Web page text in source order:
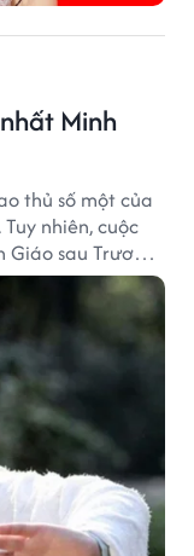
Minh
thủ số một của
nhiên, cuộc
sau Trương
Dung quan